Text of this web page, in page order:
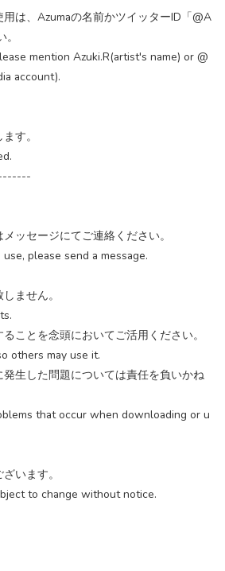
は、Azumaの名前かツイッターID「@A
mention Azuki.R(artist's name) or @
account).
す。
ッセージにてご連絡ください。
please send a message.
ません。
ことを念頭においてご活用ください。
others may use it.
生した問題については責任を負いかね
that occur when downloading or u
います。
to change without notice.